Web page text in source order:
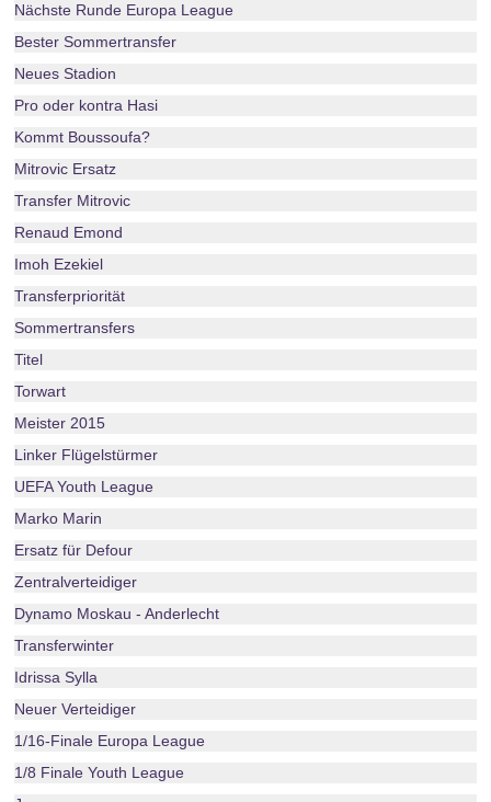
Nächste Runde Europa League
Bester Sommertransfer
Neues Stadion
Pro oder kontra Hasi
Kommt Boussoufa?
Mitrovic Ersatz
Transfer Mitrovic
Renaud Emond
Imoh Ezekiel
Transferpriorität
Sommertransfers
Titel
Torwart
Meister 2015
Linker Flügelstürmer
UEFA Youth League
Marko Marin
Ersatz für Defour
Zentralverteidiger
Dynamo Moskau - Anderlecht
Transferwinter
Idrissa Sylla
Neuer Verteidiger
1/16-Finale Europa League
1/8 Finale Youth League